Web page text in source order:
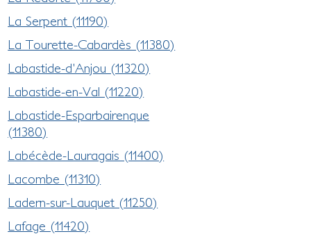
La Serpent (11190)
La Tourette-Cabardès (11380)
Labastide-d'Anjou (11320)
Labastide-en-Val (11220)
Labastide-Esparbairenque
(11380)
Labécède-Lauragais (11400)
Lacombe (11310)
Ladern-sur-Lauquet (11250)
Lafage (11420)